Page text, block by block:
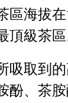
海拔
級茶區
吸取到
、茶